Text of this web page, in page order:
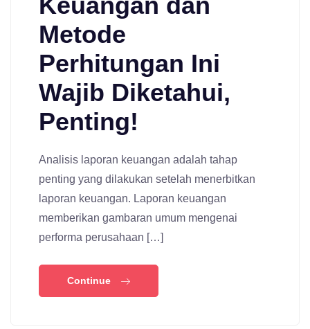
Metode
Perhitungan Ini
Wajib Diketahui,
Penting!
Analisis laporan keuangan adalah tahap
penting yang dilakukan setelah menerbitkan
laporan keuangan. Laporan keuangan
memberikan gambaran umum mengenai
performa perusahaan […]
Continue